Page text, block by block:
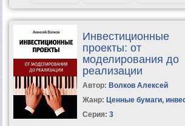
Инвестиционные
проекты: от
моделирования до
реализации
Автор: Волков Алексей
Жанр: Ценные бумаги,
Серия: 3